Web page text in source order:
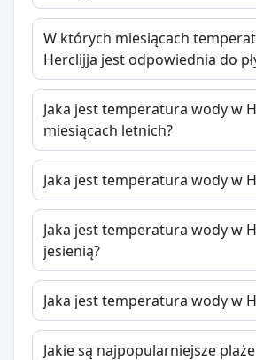
W których miesiącach
Herclijja jest odpowiednia do
Jaka jest temperatura wody w
miesiącach letnich?
Jaka jest temperatura wody w
Jaka jest temperatura wody w
jesienią?
Jaka jest temperatura wody w
Jakie są najpopularniejsze